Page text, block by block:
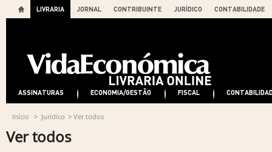
LIVRARIA JORNAL CONTRIBUINTE JURÍDICO CONTABILIDADE
ASSINATURAS ECONOMIA/GESTÃO FISCAL
Início > Jurídico > Ver todos
Ver todos